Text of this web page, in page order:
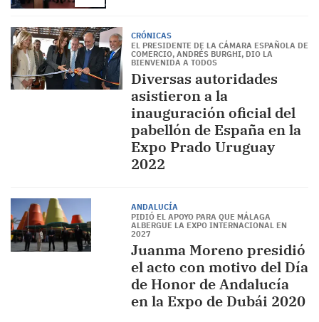
CRÓNICAS
EL PRESIDENTE DE LA CÁMARA ESPAÑOLA DE
COMERCIO, ANDRÉS BURGHI, DIO LA
BIENVENIDA A TODOS
Diversas autoridades
asistieron a la
inauguración oficial del
pabellón de España en la
Expo Prado Uruguay
2022
ANDALUCÍA
PIDIÓ EL APOYO PARA QUE MÁLAGA
ALBERGUE LA EXPO INTERNACIONAL EN
2027
Juanma Moreno presidió
el acto con motivo del Día
de Honor de Andalucía
en la Expo de Dubái 2020